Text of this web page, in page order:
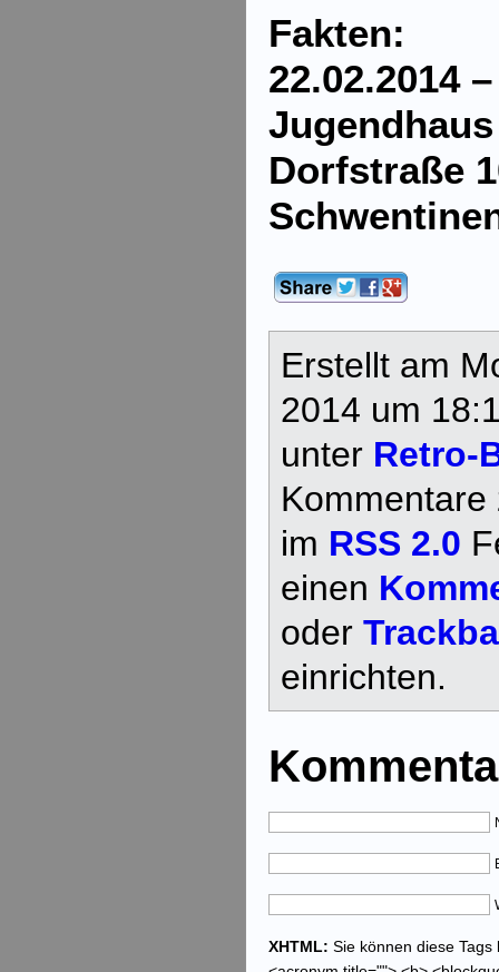
Fakten:
22.02.2014
Dorfstraße
Erstellt am
2014 um
unter Retro-
im RSS 2.0
einen
oder
einrichten.
XHTML: Sie können diese